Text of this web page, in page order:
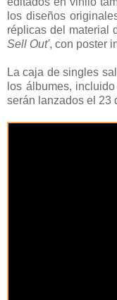
los diseños
réplicas del material
Sell Out', con poster
La caja de singles
los álbumes,
serán lanzados el 23